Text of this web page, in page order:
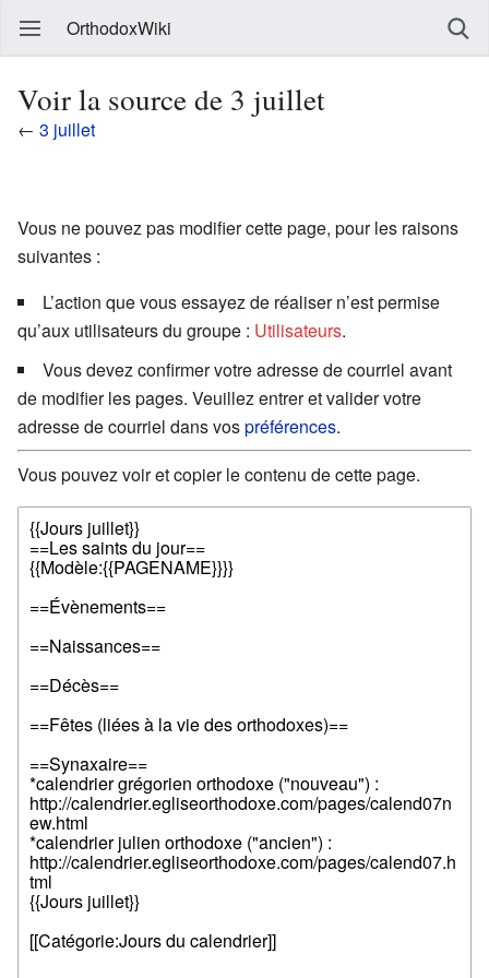
OrthodoxWiki
Voir la source de 3 juillet
← 3 juillet
Vous ne pouvez pas modifier cette page, pour les raisons
suivantes :
L’action que vous essayez de réaliser n’est permise
qu’aux utilisateurs du groupe : Utilisateurs.
Vous devez confirmer votre adresse de courriel avant
de modifier les pages. Veuillez entrer et valider votre
adresse de courriel dans vospréférences.
Vous pouvez voir et copier le contenu de cette page.